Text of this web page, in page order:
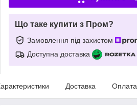
Що таке купити з Пром?
Замовлення під захистом
Доступна доставка
Доставка Оплата